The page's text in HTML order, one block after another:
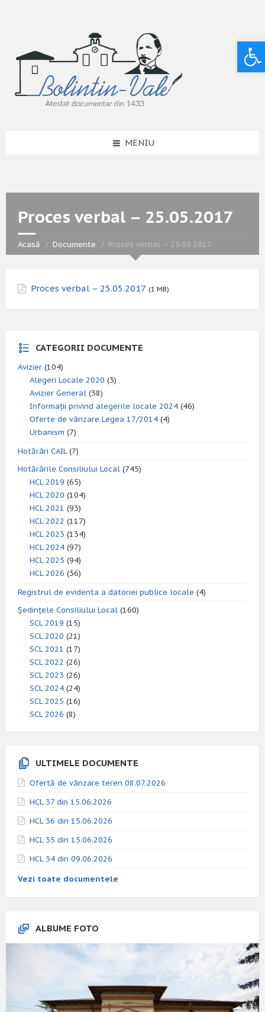
MENIU
Proces verbal – 25.05.2017
Acasă Documente Proces verbal – 25.05.2017
Proces verbal – 25.05.2017 (1 MB)
CATEGORII DOCUMENTE
Avizier (104)
Alegeri Locale 2020 (3)
Avizier General (38)
Informații privind alegerile locale 2024 (46)
Oferte de vânzare Legea 17/2014 (4)
Urbanism (7)
Hotărâri CAIL(7)
Hotărârile Consiliului Local (745)
HCL 2019 (65)
HCL 2020 (104)
HCL 2021 (93)
HCL 2022 (117)
HCL 2023 (134)
HCL 2024 (97)
HCL 2025 (94)
HCL 2026 (36)
Registrul de evidenta a datoriei publice locale (4)
Ședințele Consiliului Local (160)
SCL 2019 (15)
SCL 2020 (21)
SCL 2021 (17)
SCL 2022 (26)
SCL 2023 (26)
SCL 2024 (24)
SCL 2025 (16)
SCL 2026 (8)
ULTIMELE DOCUMENTE
Ofertă de vânzare teren 08.07.2026
HCL 37 din 15.06.2026
HCL 36 din 15.06.2026
HCL 35 din 15.06.2026
HCL 34 din 09.06.2026
Vezi toate documentele
ALBUME FOTO
Deschide bara de unelte